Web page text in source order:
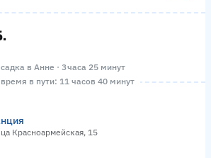
в Анне · 3 часа 25 минут
в пути: 11 часов 40 минут
Красноармейская, 15